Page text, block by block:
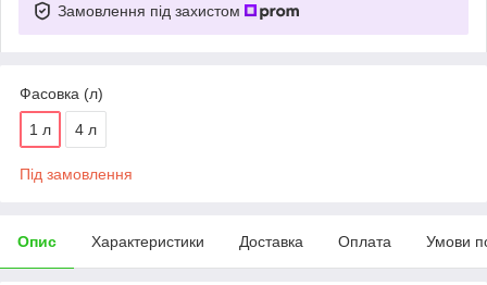
Замовлення під захистом
Фасовка (л)
1 л 4 л
Під замовлення
Опис Характеристики Доставка Оплата Умови